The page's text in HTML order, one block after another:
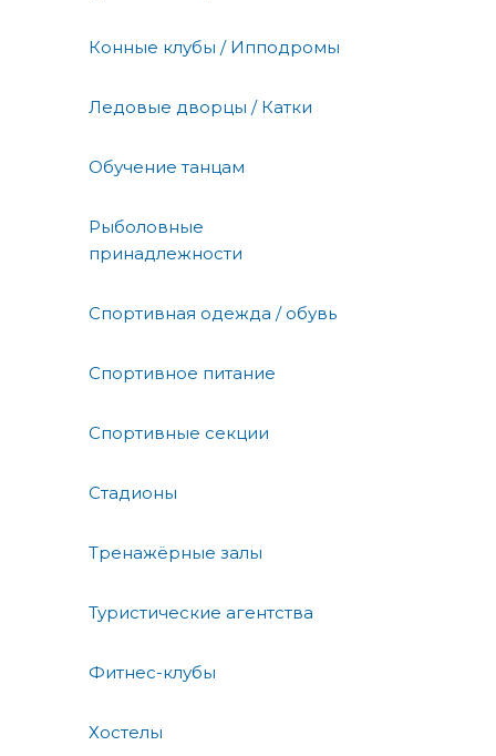
Конные клубы / Ипподромы
Ледовые дворцы / Катки
Обучение танцам
Рыболовные
принадлежности
Спортивная одежда / обувь
Спортивное питание
Спортивные секции
Стадионы
Тренажёрные залы
Туристические агентства
Фитнес-клубы
Хостелы